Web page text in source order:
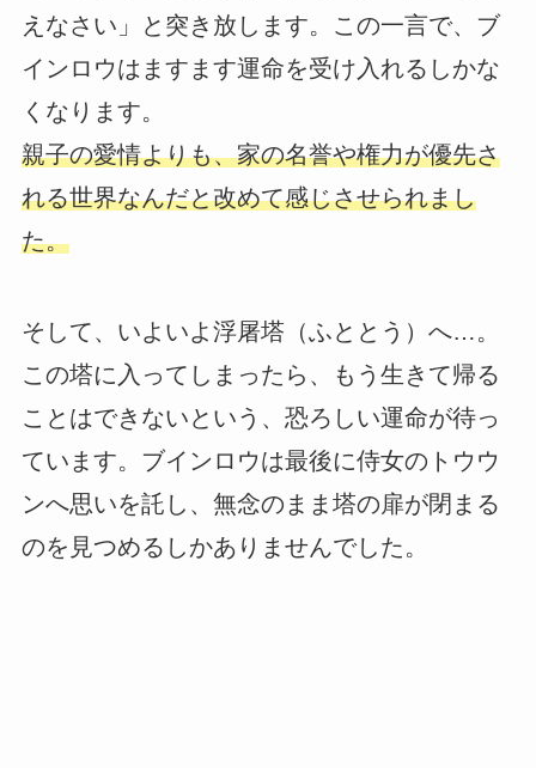
えなさい」と突き放します。この一言で、ブ
インロウはますます運命を受け入れるしかな
くなります。
親子の愛情よりも、家の名誉や権力が優先さ
れる世界なんだと改めて感じさせられまし
た。
そして、いよいよ浮屠塔（ふととう）へ…。
この塔に入ってしまったら、もう生きて帰る
ことはできないという、恐ろしい運命が待っ
ています。ブインロウは最後に侍女のトウウ
ンへ思いを託し、無念のまま塔の扉が閉まる
のを見つめるしかありませんでした。